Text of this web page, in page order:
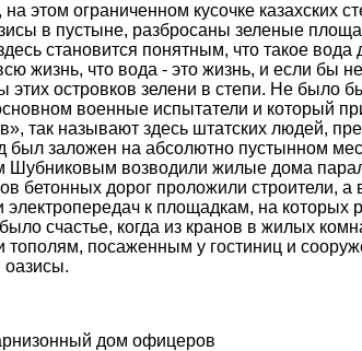
этом ограниченном кусочке казахских
в пустыне, разбросаны зеленые
становится понятным, что такое
жизнь, что вода - это жизнь, и если бы
островков зелени в степи. Не было
военные испытатели и который
так называют здесь штатских людей,
был заложен на абсолютно пустынном
Шубниковым возводили жилые дома
бетонных дорог проложили строители, а
к площадкам, на которых
было счастье, когда из кранов в жилых
тополям, посаженным у гостиниц и
оазисы.
дом офицеров